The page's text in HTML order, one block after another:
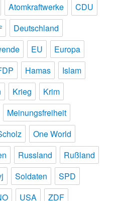
Atomkraftwerke
CDU
Deutschland
EU
Europa
Hamas
Islam
Krieg
Krim
Meinungsfreiheit
One World
Russland
Rußland
Soldaten
SPD
USA ZDF